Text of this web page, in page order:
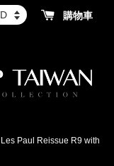
購物車
Paul Reissue R9 with